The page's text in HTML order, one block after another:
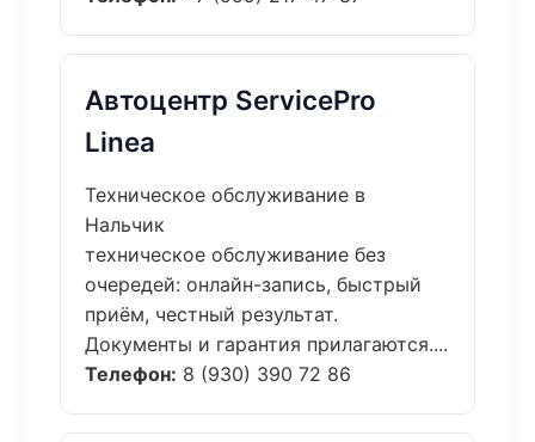
Автоцентр ServicePro
Linea
Техническое обслуживание в
Нальчик
техническое обслуживание без
очередей: онлайн-запись, быстрый
приём, честный результат.
Документы и гарантия прилагаются....
Телефон: 8 (930) 390 72 86